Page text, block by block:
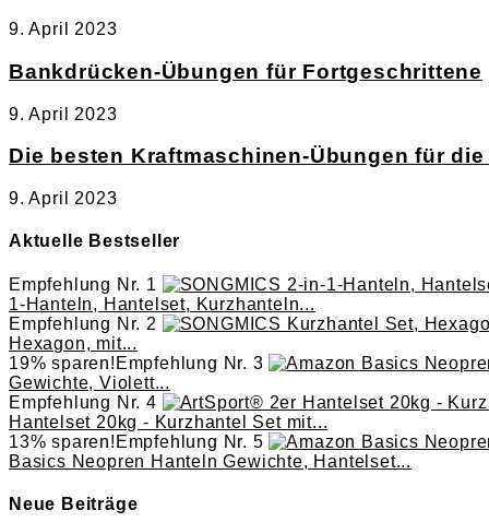
9. April 2023
Bankdrücken-Übungen für Fortgeschrittene
9. April 2023
Die besten Kraftmaschinen-Übungen für
9. April 2023
Aktuelle Bestseller
Empfehlung Nr. 1
1-Hanteln, Hantelset, Kurzhanteln...
Empfehlung Nr. 2
Hexagon, mit...
19% sparen! Empfehlung Nr. 3
Gewichte, Violett...
Empfehlung Nr. 4
Hantelset 20kg - Kurzhantel Set mit...
13% sparen! Empfehlung Nr. 5
Basics Neopren Hanteln Gewichte, Hantelset...
Neue Beiträge